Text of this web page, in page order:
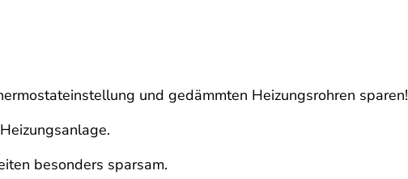
und gedämmten Heizungsrohren sparen!
besonders sparsam.